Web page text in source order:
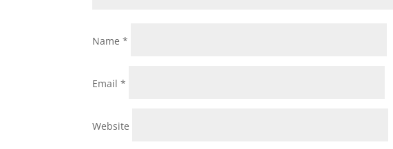
Name*
Email*
Website